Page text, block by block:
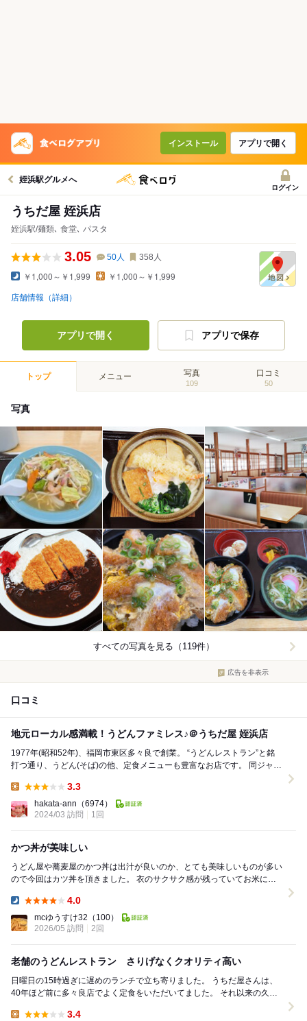
インストール アプリで開く
姪浜駅グルメへ
ログイン
うちだ屋 姪浜店
姪浜駅/麺類､ 食堂､ パスタ
3.05 50人 358 人
￥1,000～￥1,999 ￥1,000～￥1,999
店舗情報（詳細）
アプリで開く アプリで保存
トップ メニュー 写真
109
口コミ
50
写真
すべての写真を見る（119件）
広告を非表示
口コミ
地元ローカル感満載！うどんファミレス♪＠うちだ屋 姪浜店
1977年(昭和52年)、福岡市東区多々良で創業。 “うどんレストラン”と銘
打つ通り、うどん(そば)の他、定食メニューも豊富なお店です。 同ジャン
3.3
hakata-ann （6974）
2024/03 訪問
1回
かつ丼が美味しい
うどん屋や蕎麦屋のかつ丼は出汁が良いのか、とても美味しいものが多い
ので今回はカツ丼を頂きました。 衣のサクサク感が残っていてお米には
4.0
mcゆうすけ32 （100）
2026/05 訪問
2回
老舗のうどんレストラン さりげなくクオリティ高い
日曜日の15時過ぎに遅めのランチで立ち寄りました。 うちだ屋さんは、
40年ほど前に多々良店でよく定食をいただいてました。 それ以来の久し
3.4